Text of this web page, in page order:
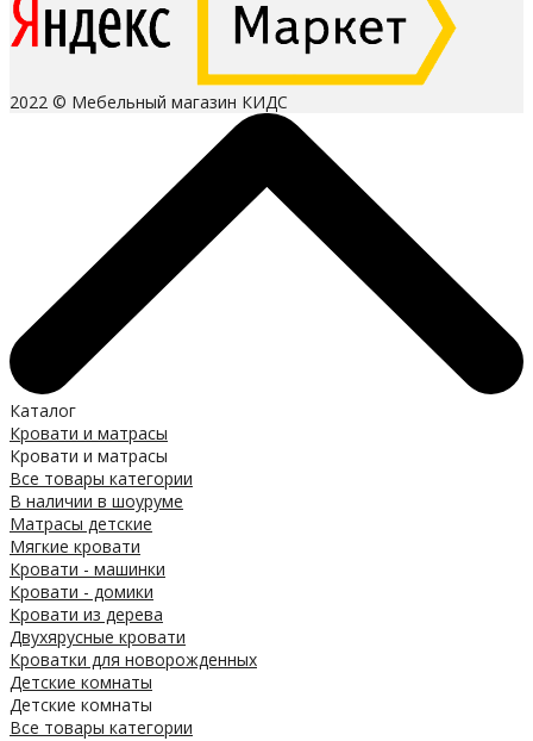
2022 © Мебельный магазин КИДС
Каталог
Кровати и матрасы
Кровати и матрасы
Все товары категории
В наличии в шоуруме
Матрасы детские
Мягкие кровати
Кровати - машинки
Кровати - домики
Кровати из дерева
Двухярусные кровати
Кроватки для новорожденных
Детские комнаты
Детские комнаты
Все товары категории